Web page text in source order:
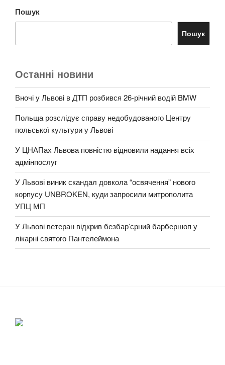
Пошук
Пошук
Останні новини
Вночі у Львові в ДТП розбився 26-річний водій BMW
Польща розслідує справу недобудованого Центру
польської культури у Львові
У ЦНАПах Львова повністю відновили надання всіх
адмінпослуг
У Львові виник скандал довкола “освячення” нового
корпусу UNBROKEN, куди запросили митрополита
УПЦ МП
У Львові ветеран відкрив безбар’єрний барбершоп у
лікарні святого Пантелеймона